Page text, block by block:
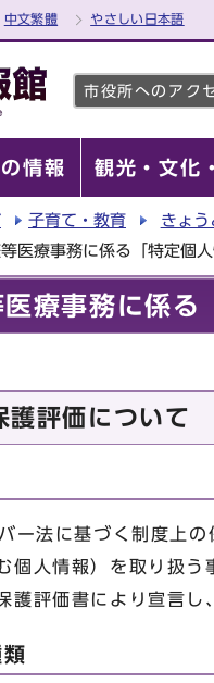
中文繁體 やさしい日本語
市役所へのアク
情報 観光・文化
子育て・教育 きょう
医療事務に係る「特定個
療事務に係る
護評価について
ー法に基づく制度上の
個人情報）を取り扱
護評価書により宣言し